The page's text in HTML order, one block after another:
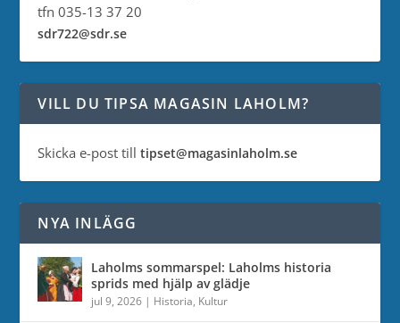
tfn 035-13 37 20
sdr722@sdr.se
VILL DU TIPSA MAGASIN LAHOLM?
Skicka e-post tilltipset@magasinlaholm.se
NYA INLÄGG
Laholms sommarspel: Laholms historia
sprids med hjälp av glädje
jul 9, 2026 | Historia, Kultur